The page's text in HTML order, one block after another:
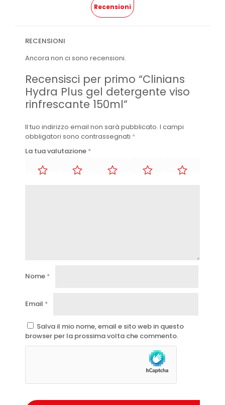
Recensioni
RECENSIONI
Ancora non ci sono recensioni.
Recensisci per primo “Clinians
Hydra Plus gel detergente viso
rinfrescante 150ml”
Il tuo indirizzo email non sarà pubblicato. I campi
obbligatori sono contrassegnati *
La tua valutazione *
Nome *
Email *
Salva il mio nome, email e sito web in questo
browser per la prossima volta che commento.